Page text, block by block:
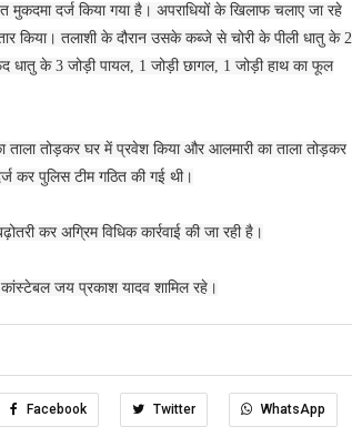
दर्ज किया गया है। अपराधियों के खिलाफ चलाए जा रहे
किया। तलाशी के दौरान उसके कब्जे से चोरी के पीली धातु के 2
धातु के 3 जोड़ी पायल, 1 जोड़ी छागल, 1 जोड़ी हाथ का फूल
ताला तोड़कर घर में प्रवेश किया और आलमारी का ताला तोड़कर
कर पुलिस टीम गठित की गई थी।
कर अग्रिम विधिक कार्रवाई की जा रही है।
कांस्टेबल जय प्रकाश यादव शामिल रहे।
Facebook Twitter WhatsApp